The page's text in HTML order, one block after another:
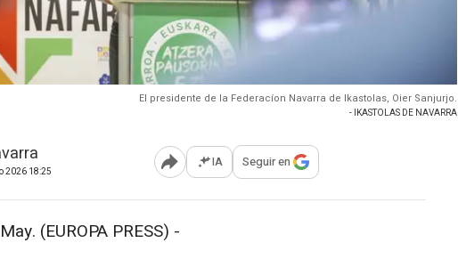
El presidente de la Federacíon Navarra de Ikastolas, Oier Sanjurjo.
- IKASTOLAS DE NAVARRA
2026 18:25 Abrir opciones para compartir
IA Seguir en
(EUROPA PRESS) -